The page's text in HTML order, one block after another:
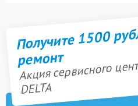
Получите 1500
ремонт
Акция сервисного
DELTA